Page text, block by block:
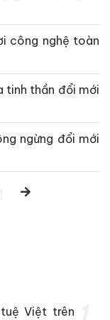
công nghệ toàn
tinh thần đổi mới
ngừng đổi mới
Việt trên